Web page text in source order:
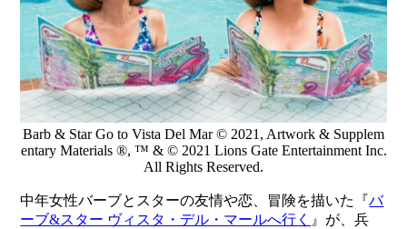
Barb & Star Go to Vista Del Mar © 2021, Artwork & Supplem
entary Materials ®, ™ & © 2021 Lions Gate Entertainment Inc.
All Rights Reserved.
中年女性バーブとスターの友情や恋、冒険を描いた『バ
ーブ&スター ヴィスタ・デル・マールへ行く 』が、兵